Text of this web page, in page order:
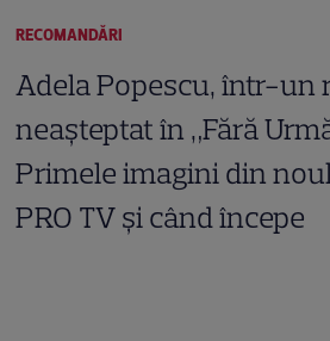
RECOMANDĂRI
Adela Popescu, într-un
neașteptat în „Fără
Primele imagini din
PRO TV și când începe